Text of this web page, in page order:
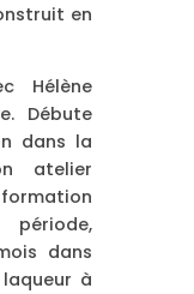
en
Hélène
Débute
dans la
atelier
période,
dans
à